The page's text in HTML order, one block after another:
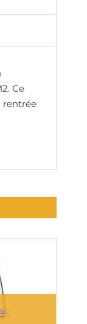
Ce
rentrée
: